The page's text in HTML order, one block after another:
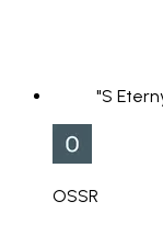
"S
OSSR